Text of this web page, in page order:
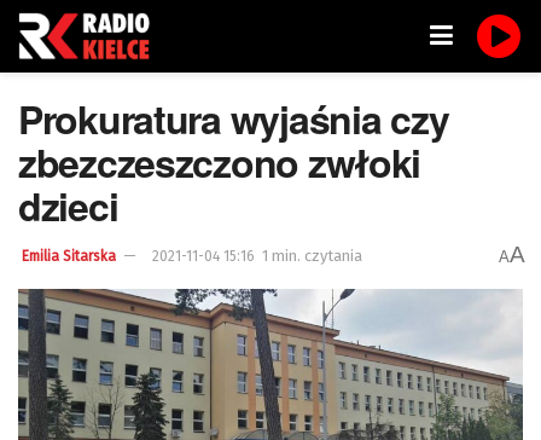
Prokuratura wyjaśnia czy
zbezczeszczono zwłoki
dzieci
Emilia Sitarska 2021-11-04 15:16 1 min. czytania AA